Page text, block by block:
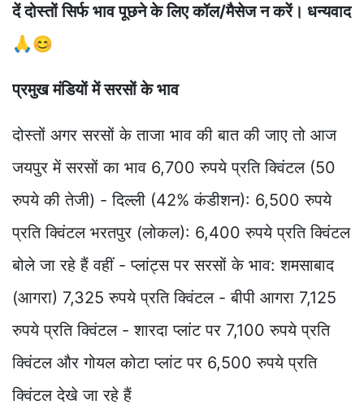
दें दोस्तों सिर्फ भाव पूछने के लिए कॉल/मैसेज न करें। धन्यवाद
🙏😊
प्रमुख मंडियों में सरसों के भाव
दोस्तों अगर सरसों के ताजा भाव की बात की जाए तो आज
जयपुर में सरसों का भाव 6,700 रुपये प्रति क्विंटल (50
रुपये की तेजी) - दिल्ली (42% कंडीशन): 6,500 रुपये
प्रति क्विंटल भरतपुर (लोकल): 6,400 रुपये प्रति क्विंटल
बोले जा रहे हैं वहीं - प्लांट्स पर सरसों के भाव: शमसाबाद
(आगरा) 7,325 रुपये प्रति क्विंटल - बीपी आगरा 7,125
रुपये प्रति क्विंटल - शारदा प्लांट पर 7,100 रुपये प्रति
क्विंटल और गोयल कोटा प्लांट पर 6,500 रुपये प्रति
क्विंटल देखे जा रहे हैं